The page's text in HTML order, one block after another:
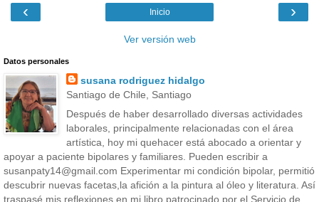
‹ ›
Inicio
Ver versión web
Datos personales
susana rodriguez hidalgo
Santiago de Chile, Santiago
Después de haber desarrollado diversas actividades
laborales, principalmente relacionadas con el área
artística, hoy mi quehacer está abocado a orientar y
apoyar a paciente bipolares y familiares. Pueden escribir a
susanpaty14@gmail.com Experimentar mi condición bipolar, permitió
descubrir nuevas facetas,la afición a la pintura al óleo y literatura. Así
traspasé mis reflexiones en mi libro patrocinado por el Servicio de